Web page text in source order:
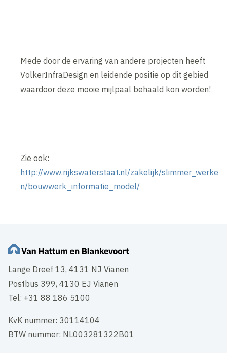
Mede door de ervaring van andere projecten heeft
VolkerInfraDesign en leidende positie op dit gebied
waardoor deze mooie mijlpaal behaald kon worden!
Zie ook:
http://www.rijkswaterstaat.nl/zakelijk/slimmer_werke
n/bouwwerk_informatie_model/
Lange Dreef 13, 4131 NJ Vianen
Postbus 399, 4130 EJ Vianen
Tel: +31 88 186 5100
KvK nummer: 30114104
BTW nummer: NL003281322B01